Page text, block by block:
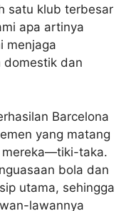
satu klub terbesar
apa artinya
menjaga
domestik dan
Barcelona
yang matang
mereka—tiki-taka.
bola dan
utama, sehingga
lawannya